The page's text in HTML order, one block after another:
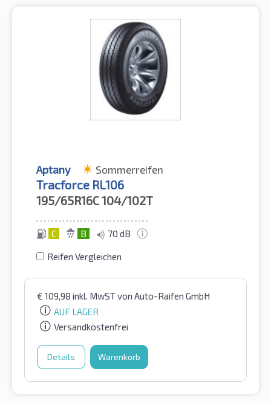
Aptany Sommerreifen
Tracforce RL106
195/65R16C104/102T
C B 70 dB
Reifen Vergleichen
€ 109,98 inkl. MwSTvon Auto-Raifen GmbH
AUF LAGER
Versandkostenfrei
Details Warenkorb